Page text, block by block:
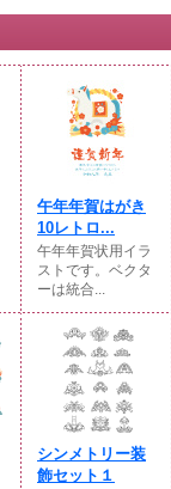
午年年賀はがき
10レトロ...
午年年賀状用イラ
ストです。ベクタ
ーは統合...
シンメトリー装
飾セット１